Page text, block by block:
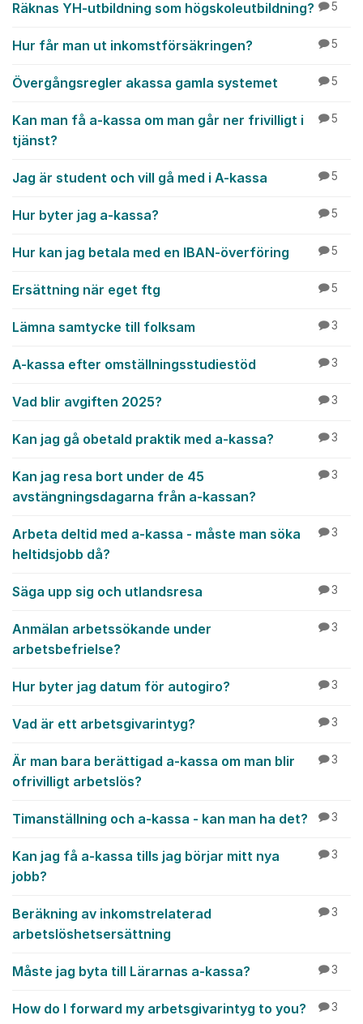
Räknas YH-utbildning som högskoleutbildning? 5
Hur får man ut inkomstförsäkringen? 5
Övergångsregler akassa gamla systemet 5
Kan man få a-kassa om man går ner frivilligt i
tjänst?
5
Jag är student och vill gå med i A-kassa 5
Hur byter jag a-kassa? 5
Hur kan jag betala med en IBAN-överföring 5
Ersättning när eget ftg 5
Lämna samtycke till folksam 3
A-kassa efter omställningsstudiestöd 3
Vad blir avgiften 2025? 3
Kan jag gå obetald praktik med a-kassa? 3
Kan jag resa bort under de 45
avstängningsdagarna från a-kassan?
3
Arbeta deltid med a-kassa - måste man söka
heltidsjobb då?
3
Säga upp sig och utlandsresa 3
Anmälan arbetssökande under
arbetsbefrielse?
3
Hur byter jag datum för autogiro? 3
Vad är ett arbetsgivarintyg? 3
Är man bara berättigad a-kassa om man blir
ofrivilligt arbetslös?
3
Timanställning och a-kassa - kan man ha det? 3
Kan jag få a-kassa tills jag börjar mitt nya
jobb?
3
Beräkning av inkomstrelaterad
arbetslöshetsersättning
3
Måste jag byta till Lärarnas a-kassa? 3
How do I forward my arbetsgivarintyg to you? 3